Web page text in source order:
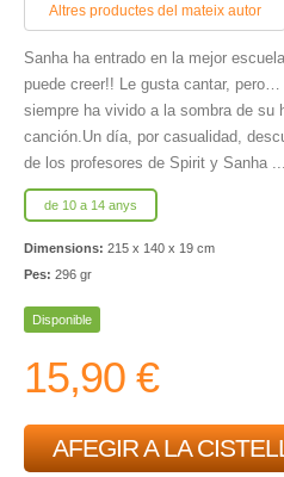
Altres productes del mateix autor
Sanha ha entrado en la mejor
puede creer!! Le gusta cantar,
siempre ha vivido a la sombra de su
canción.Un día, por casualidad,
de los profesores de Spirit y Sanha ...
de 10 a 14 anys
Dimensions: 215 x 140 x 19 cm
Pes: 296 gr
Disponible
15,90 €
AFEGIR A LA